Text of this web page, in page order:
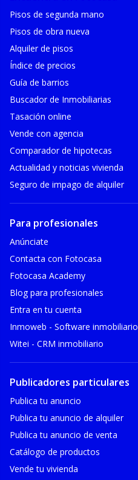
Pisos de segunda mano
Pisos de obra nueva
Alquiler de pisos
Índice de precios
Guía de barrios
Buscador de Inmobiliarias
Tasación online
Vende con agencia
Comparador de hipotecas
Actualidad y noticias vivienda
Seguro de impago de alquiler
Para profesionales
Anúnciate
Contacta con Fotocasa
Fotocasa Academy
Blog para profesionales
Entra en tu cuenta
Inmoweb - Software inmobiliario
Witei - CRM inmobiliario
Publicadores particulares
Publica tu anuncio
Publica tu anuncio de alquiler
Publica tu anuncio de venta
Catálogo de productos
Vende tu vivienda